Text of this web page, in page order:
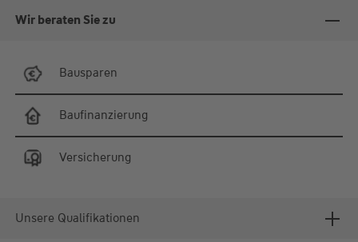
Wir beraten Sie zu
Bausparen
Baufinanzierung
Versicherung
Unsere Qualifikationen